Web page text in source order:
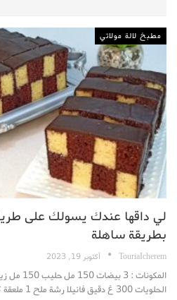
مطبخ لالة مولاتي
بطريقة ساهلة
TouriaIcherem أكتوبر 19, 2023
الحلويات 300 غ دقيق فانيلا رشة ملح 1 ملعقة كبيرة…